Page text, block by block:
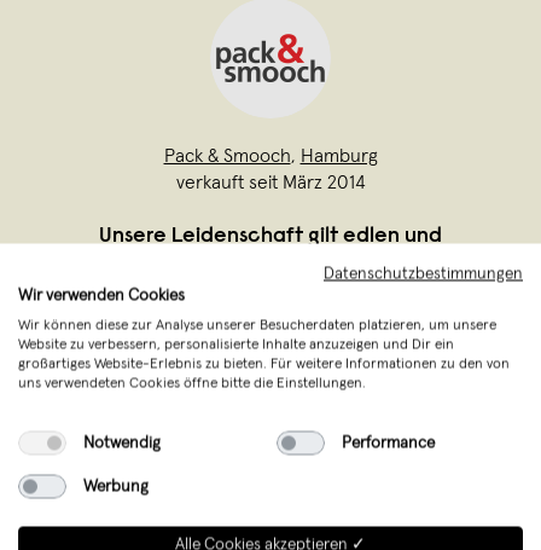
Pack & Smooch, Hamburg
verkauft seit März 2014
Unsere Leidenschaft gilt edlen und
hochwertigen Materialien. Unsere
Materialien sind alle natürlichen
Ursprungs dazu robust, elegant und
zeitlos. Unsere Gestaltung ist auf das
Merino Wollfilz (Mulesing-fr...
Datenschutzbestimmungen
Wir verwenden Cookies
Wir können diese zur Analyse unserer Besucherdaten platzieren, um unsere
Website zu verbessern, personalisierte Inhalte anzuzeigen und Dir ein
großartiges Website-Erlebnis zu bieten. Für weitere Informationen zu den von
uns verwendeten Cookies öffne bitte die Einstellungen.
Notwendig Performance
Werbung
Alle Cookies akzeptieren ✓